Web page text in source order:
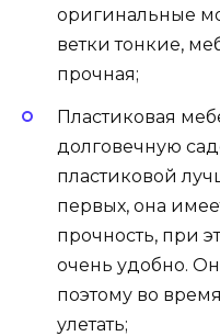
оригинальные
ветки тонкие,
прочная;
Пластиковая
долговечную
пластиковой
первых, она
прочность, при
очень удобно.
поэтому во
улетать;